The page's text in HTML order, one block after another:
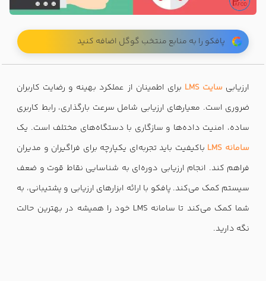
پافکو را به منابع منتخب گوگل اضافه کنید
ارزیابی سایت LMS
برای اطمینان از عملکرد بهینه و رضایت کاربران
ضروری است. معیارهای ارزیابی شامل سرعت بارگذاری، رابط کاربری
ساده، امنیت داده‌ها و سازگاری با دستگاه‌های مختلف است. یک
سامانه LMS
باکیفیت باید تجربه‌ای یکپارچه برای فراگیران و مدیران
فراهم کند. انجام ارزیابی دوره‌ای به شناسایی نقاط قوت و ضعف
سیستم کمک می‌کند. پافکو با ارائه ابزارهای ارزیابی و پشتیبانی، به
شما کمک می‌کند تا سامانه LMS خود را همیشه در بهترین حالت
نگه دارید.